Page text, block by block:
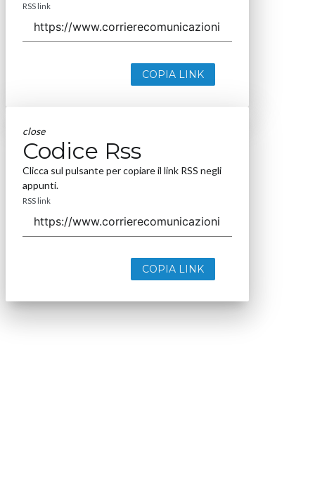
RSS link
COPIA LINK
close
Codice Rss
Clicca sul pulsante per copiare il link RSS negli
appunti.
RSS link
COPIA LINK